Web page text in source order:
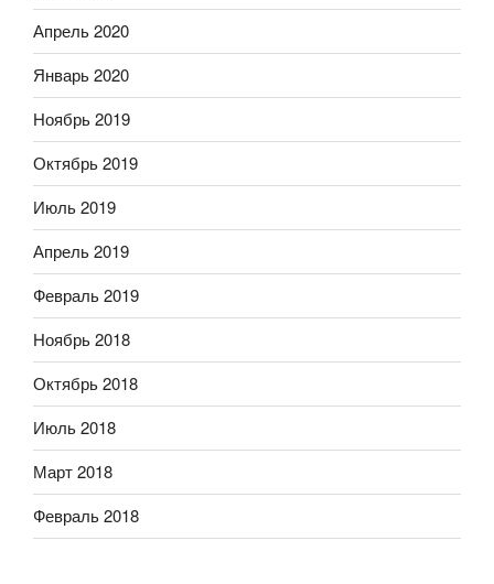
Апрель 2020
Январь 2020
Ноябрь 2019
Октябрь 2019
Июль 2019
Апрель 2019
Февраль 2019
Ноябрь 2018
Октябрь 2018
Июль 2018
Март 2018
Февраль 2018